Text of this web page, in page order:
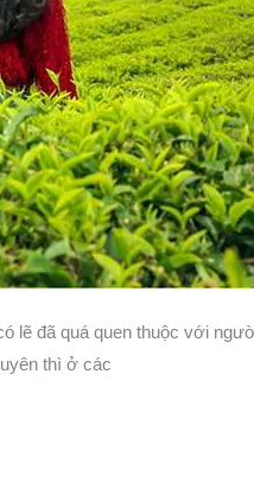
lẽ đã quá quen thuộc với
thì ở các